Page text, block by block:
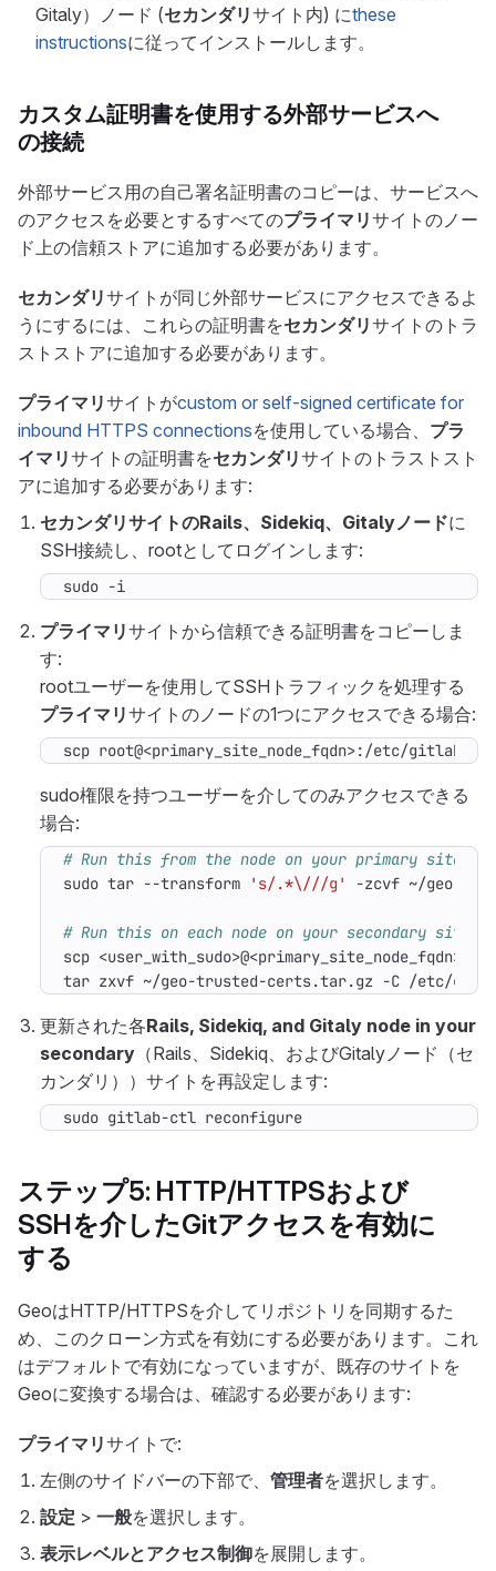
Gitaly）ノード (セカンダリサイト内) にthese
instructionsに従ってインストールします。
カスタム証明書を使用する外部サービスへ
の接続
外部サービス用の自己署名証明書のコピーは、サービスへ
のアクセスを必要とするすべてのプライマリサイトのノー
ド上の信頼ストアに追加する必要があります。
セカンダリサイトが同じ外部サービスにアクセスできるよ
うにするには、これらの証明書をセカンダリサイトのトラ
ストストアに追加する必要があります。
プライマリサイトがcustom or self-signed certificate for
inbound HTTPS connectionsを使用している場合、 プラ
イマリサイトの証明書をセカンダリサイトのトラストスト
アに追加する必要があります:
セカンダリサイトのRails、Sidekiq、Gitalyノードに
SSH接続し、rootとしてログインします:
sudo -i
プライマリサイトから信頼できる証明書をコピーしま
す:
rootユーザーを使用してSSHトラフィックを処理する
プライマリサイトのノードの1つにアクセスできる場合:
scp root@<primary_site_node_fqdn>:/etc/
sudo権限を持つユーザーを介してのみアクセスできる
場合:
# Run this from the node on your primary site:
sudo tar --transform
's/.*\///g'
# Run this on each node on your secondary site:
tar zxvf ~/geo-trusted-certs.tar.gz -C /etc/
更新された各Rails, Sidekiq, and Gitaly node in your
secondary （Rails、Sidekiq、およびGitalyノード（セ
カンダリ））サイトを再設定します:
sudo gitlab-ctl reconfigure
ステップ5: HTTP/HTTPSおよび
SSHを介したGitアクセスを有効に
する
GeoはHTTP/HTTPSを介してリポジトリを同期するた
め、このクローン方式を有効にする必要があります。これ
はデフォルトで有効になっていますが、既存のサイトを
Geoに変換する場合は、確認する必要があります:
プライマリサイトで:
左側のサイドバーの下部で、 管理者を選択します。
設定 > 一般を選択します。
表示レベルとアクセス制御を展開します。